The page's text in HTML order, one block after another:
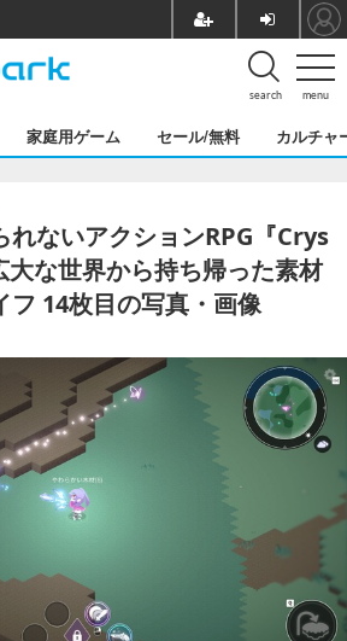
menu
search
家庭用ゲーム セール/無料 カルチャ
れないアクションRPG『Crys
な世界から持ち帰った素材
フ 14枚目の写真・画像